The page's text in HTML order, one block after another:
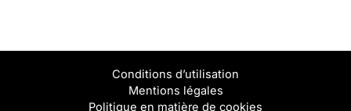
Conditions d’utilisation
Mentions légales
Politique en matière de cookies